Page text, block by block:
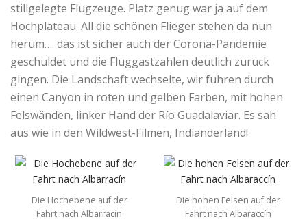
stillgelegte Flugzeuge. Platz genug war ja auf dem
Hochplateau. All die schönen Flieger stehen da nun
herum…. das ist sicher auch der Corona-Pandemie
geschuldet und die Fluggastzahlen deutlich zurück
gingen. Die Landschaft wechselte, wir fuhren durch
einen Canyon in roten und gelben Farben, mit hohen
Felswänden, linker Hand der Río Guadalaviar. Es sah
aus wie in den Wildwest-Filmen, Indianderland!
Die hohen Felsen auf der
Fahrt nach Albaraccín
Die Hochebene auf der
Fahrt nach Albarracín